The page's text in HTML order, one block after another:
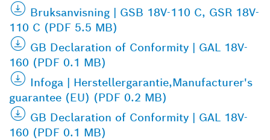
Bruksanvisning | GSB 18V-110 C, GSR 18V-
110 C (PDF 5.5 MB)
GB Declaration of Conformity | GAL 18V-
160 (PDF 0.1 MB)
Infoga | Herstellergarantie,Manufacturer's
guarantee (EU) (PDF 0.2 MB)
GB Declaration of Conformity | GAL 18V-
160 (PDF 0.1 MB)